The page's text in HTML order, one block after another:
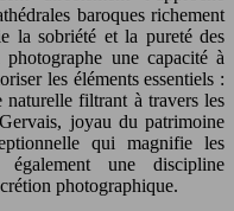
baroques richement
la sobriété et la pureté des
une capacité à
les éléments essentiels :
naturelle filtrant à travers les
joyau du patrimoine
qui magnifie les
une discipline
photographique.